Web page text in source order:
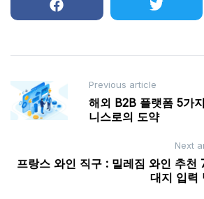
Post
navigation
Previous article
해외 B2B 플랫폼 5가
니스로의 도약
Next
프랑스 와인 직구 : 밀레짐 와인 추천
대지 입력